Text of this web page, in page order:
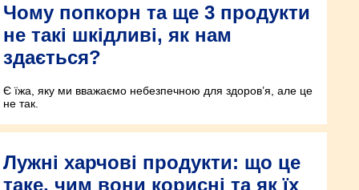
Чому попкорн та ще 3 продукти
не такі шкідливі, як нам
здається?
Є їжа, яку ми вважаємо небезпечною для здоров’я, але це
не так.
Лужні харчові продукти: що це
таке, чим вони корисні та як їх